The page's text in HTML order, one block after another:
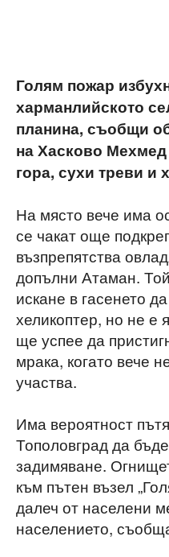
Голям пожар
харманлийското
планина, съобщи
на Хасково
гора, сухи треви и
На място вече има
се чакат още
възпрепятства
допълни Атаман.
искане в гасенето
хеликоптер, но не е
ще успее да
мрака, когато вече
участва.
Има вероятност
Тополовград да
задимяване.
към пътен възел
далеч от населени
населението,